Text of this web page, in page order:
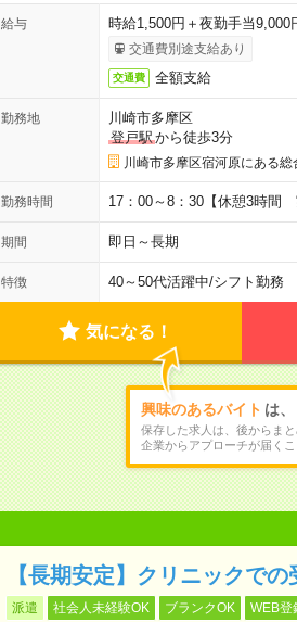
給与 時給1,500円＋夜勤手当
交通費別途支給あり
交通費 全額支給
勤務地
川崎市多摩区
登戸駅から徒歩3分
川崎市多摩区宿河原にある総
勤務時間 17：00～8：30【休憩3時間
期間 即日～長期
特徴 40～50代活躍中/シフト勤務
気になる！
興味のあるバイト は
保存した求人は、後からまと
企業からアプローチが届くこ
【長期安定】クリニックで
派遣 社会人未経験OK ブランクOK WEB登